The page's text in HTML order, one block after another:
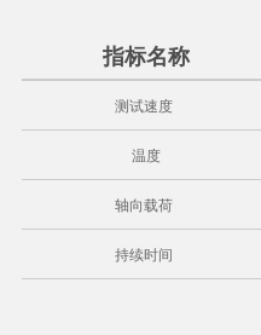
指标名称
测试速度
温度
轴向载荷
持续时间